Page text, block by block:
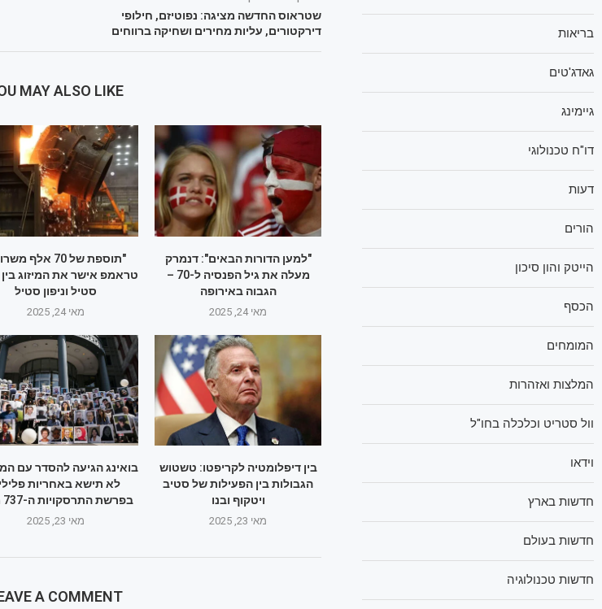
שטראוס החדשה מציגה: נפוטיזם, חילופי
דירקטורים, עליות מחירים ושחיקה ברווחים
MAY ALSO LIKE
"תוספת של 70 אלף
טראמפ אישר את המיזוג בין
סטיל וניפון סטיל
מאי 24, 2025
"למען הדורות הבאים": דנמרק
מעלה את גיל הפנסיה ל-70 –
הגבוה באירופה
מאי 24, 2025
בואינג הגיעה להסדר עם
לא תישא באחריות
בפרשת התרסקויות ה-737 מקס
מאי 23, 2025
בין דיפלומטיה לקריפטו: טשטוש
הגבולות בין הפעילות של סטיב
ויטקוף ובנו
מאי 23, 2025
A COMMENT
בריאות
גאדג'טים
גיימינג
דו"ח טכנולוגי
דעות
הורים
הייטק והון סיכון
הכסף
המומחים
המלצות ואזהרות
וול סטריט וכלכלה בחו"ל
וידאו
חדשות בארץ
חדשות בעולם
חדשות טכנולוגיה